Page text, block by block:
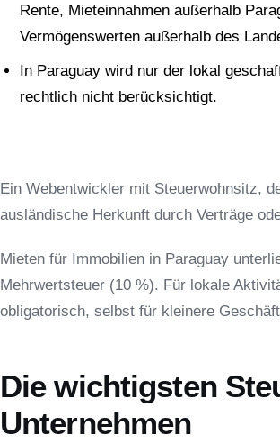
Rente, Mieteinnahmen außerhalb
Vermögenswerten außerhalb des
In Paraguay wird nur der lokal
rechtlich nicht berücksichtigt.
Ein Webentwickler mit Steuerwohnsitz,
ausländische Herkunft durch Verträge
Mieten für Immobilien in Paraguay
Mehrwertsteuer (10 %). Für lokale
obligatorisch, selbst für kleinere
Die wichtigsten
Unternehmen